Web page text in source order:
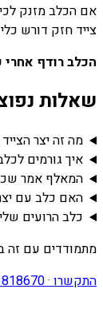
אם הכלב מזנק
צייד חזק דורש
הכלב רודף אחרי
שאלות
מה זה יצר
איך גורמים
המאלף אמר
האם כלב עם
כלב הרועים
מתמודדים עם זה
התקשרו ·